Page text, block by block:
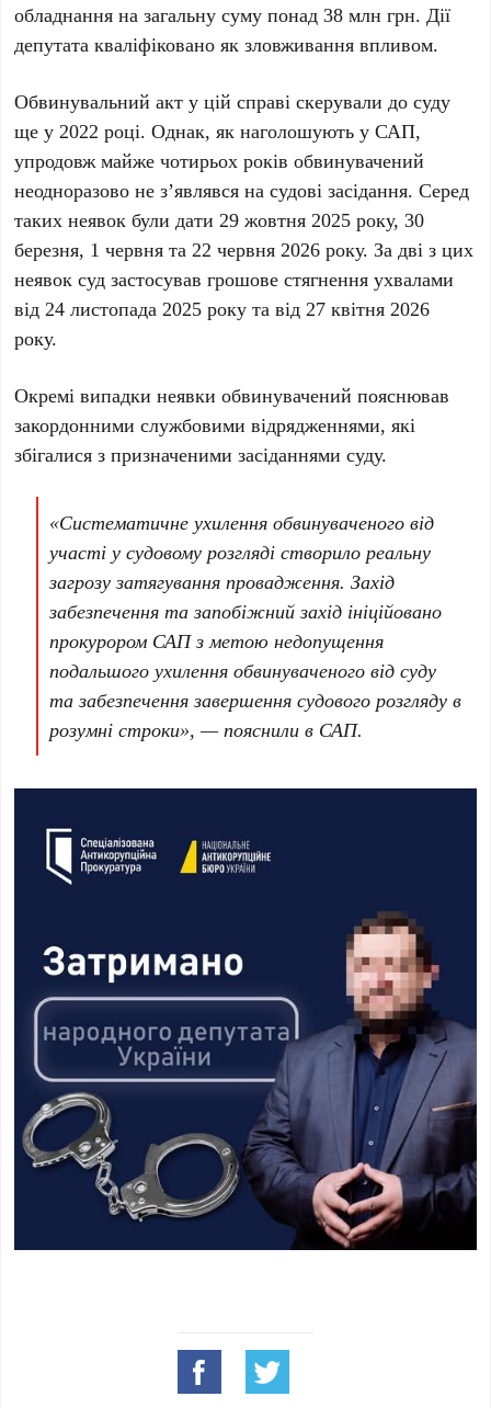
обладнання на загальну суму понад38 млн грн. Дії
депутата кваліфіковано як зловживання впливом.
Обвинувальний акт у цій справі скерували до суду
ще у2022 році. Однак, як наголошують уСАП,
упродовж майже чотирьох років обвинувачений
неодноразово не з’являвся на судові засідання. Серед
таких неявок були дати29 жовтня 2025 року,30
березня, 1 червня та22 червня 2026 року. За дві з цих
неявок суд застосував грошове стягнення ухвалами
від24 листопада 2025 року та від27 квітня 2026
року.
Окремі випадки неявки обвинувачений пояснював
закордонними службовими відрядженнями, які
збігалися з призначеними засіданнями суду.
«Систематичне ухилення обвинуваченого від
участі у судовому розгляді створило реальну
загрозу затягування провадження. Захід
забезпечення та запобіжний захід ініційовано
прокурором САП з метою недопущення
подальшого ухилення обвинуваченого від суду
та забезпечення завершення судового розгляду в
розумні строки», — пояснили в САП.